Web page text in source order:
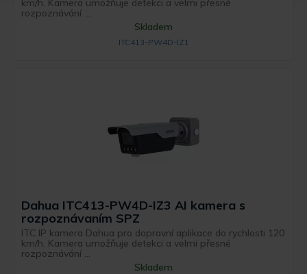
km/h. Kamera umožňuje detekci a velmi přesné
rozpoznávání ...
Skladem
ITC413-PW4D-IZ1
Dahua ITC413-PW4D-IZ3 AI kamera s
rozpoznávaním SPZ
ITC IP kamera Dahua pro dopravní aplikace do rychlosti 120
km/h. Kamera umožňuje detekci a velmi přesné
rozpoznávání ...
Skladem